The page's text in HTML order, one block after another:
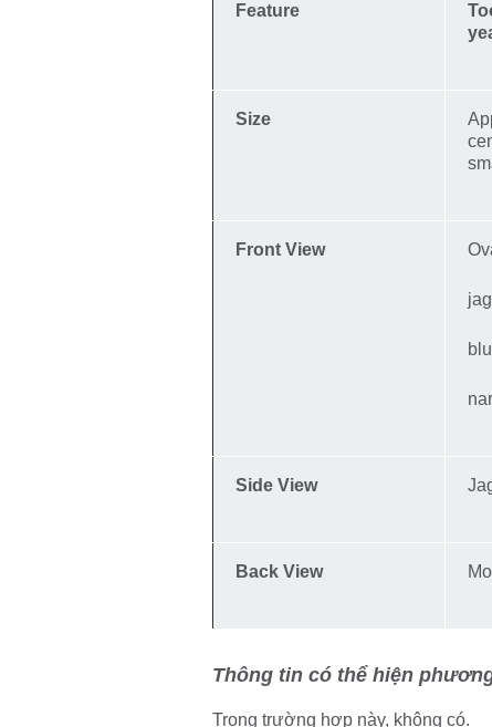
Feature
Size
Front View
Side View
Back View
Thông tin có thể hiện
Trong trường hợp này, không có.